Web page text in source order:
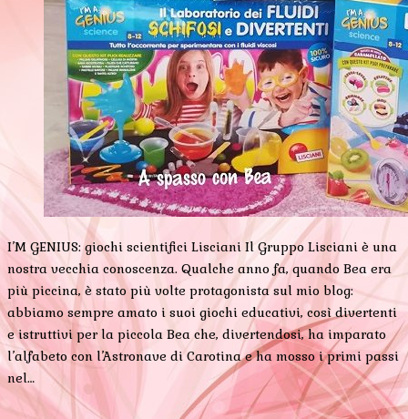
I’M GENIUS: giochi scientifici Lisciani Il Gruppo Lisciani è una
nostra vecchia conoscenza. Qualche anno fa, quando Bea era
più piccina, è stato più volte protagonista sul mio blog:
abbiamo sempre amato i suoi giochi educativi, così divertenti
e istruttivi per la piccola Bea che, divertendosi, ha imparato
l’alfabeto con l’Astronave di Carotina e ha mosso i primi passi
nel…